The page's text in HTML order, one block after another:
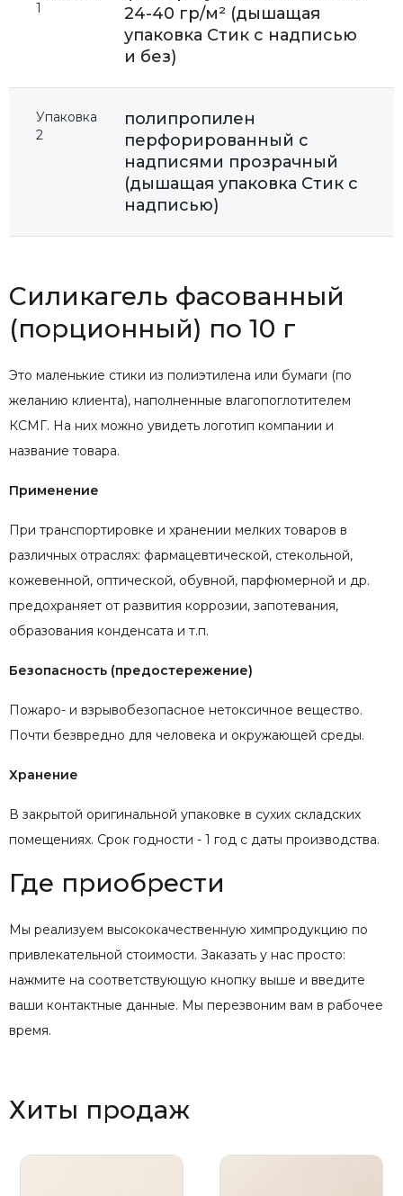
1
24-40 гр/м² (дышащая
упаковка Стик с надписью
и без)
Упаковка
2
полипропилен
перфорированный с
надписями прозрачный
(дышащая упаковка Стик с
надписью)
Силикагель фасованный
(порционный) по 10 г
Это маленькие стики из полиэтилена или бумаги (по
желанию клиента), наполненные влагопоглотителем
КСМГ. На них можно увидеть логотип компании и
название товара.
Применение
При транспортировке и хранении мелких товаров в
различных отраслях: фармацевтической, стекольной,
кожевенной, оптической, обувной, парфюмерной и др.
предохраняет от развития коррозии, запотевания,
образования конденсата и т.п.
Безопасность (предостережение)
Пожаро- и взрывобезопасное нетоксичное вещество.
Почти безвредно для человека и окружающей среды.
Хранение
В закрытой оригинальной упаковке в сухих складских
помещениях. Срок годности - 1 год с даты производства.
Где приобрести
Мы реализуем высококачественную химпродукцию по
привлекательной стоимости. Заказать у нас просто:
нажмите на соответствующую кнопку выше и введите
ваши контактные данные. Мы перезвоним вам в рабочее
время.
Хиты продаж